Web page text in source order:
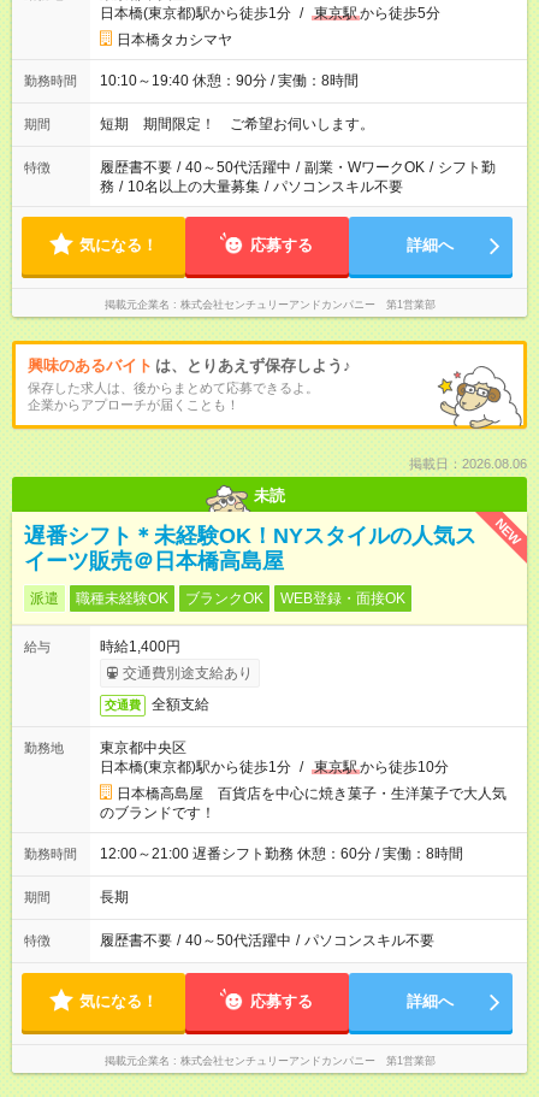
日本橋(東京都)駅から徒歩1分 / 東京駅から徒歩5分
日本橋タカシマヤ
勤務時間 10:10～19:40 休憩：90分 / 実働：8時間
期間 短期 期間限定！ ご希望お伺いします。
特徴 履歴書不要 / 40～50代活躍中 / 副業・WワークOK / シフト勤
務 / 10名以上の大量募集 / パソコンスキル不要
気になる！ 応募する 詳細へ
掲載元企業名 株式会社センチュリーアンドカンパニー 第1営業部
興味のあるバイト は、とりあえず保存しよう♪
保存した求人は、後からまとめて応募できるよ。
企業からアプローチが届くことも！
掲載日：2026.08.06
未読
NEW
遅番シフト＊未経験OK！NYスタイルの人気ス
イーツ販売＠日本橋高島屋
派遣 職種未経験OK ブランクOK WEB登録・面接OK
給与
時給1,400円
交通費別途支給あり
交通費 全額支給
勤務地
東京都中央区
日本橋(東京都)駅から徒歩1分 / 東京駅から徒歩10分
日本橋高島屋 百貨店を中心に焼き菓子・生洋菓子で大人気
のブランドです！
勤務時間 12:00～21:00 遅番シフト勤務 休憩：60分 / 実働：8時間
期間 長期
特徴 履歴書不要 / 40～50代活躍中 / パソコンスキル不要
気になる！ 応募する 詳細へ
掲載元企業名 株式会社センチュリーアンドカンパニー 第1営業部